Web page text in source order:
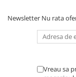
Newsletter Nu rata
Vreau sa